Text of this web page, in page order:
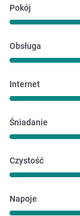
Pokój
Obsługa
Internet
Śniadanie
Czystość
Napoje